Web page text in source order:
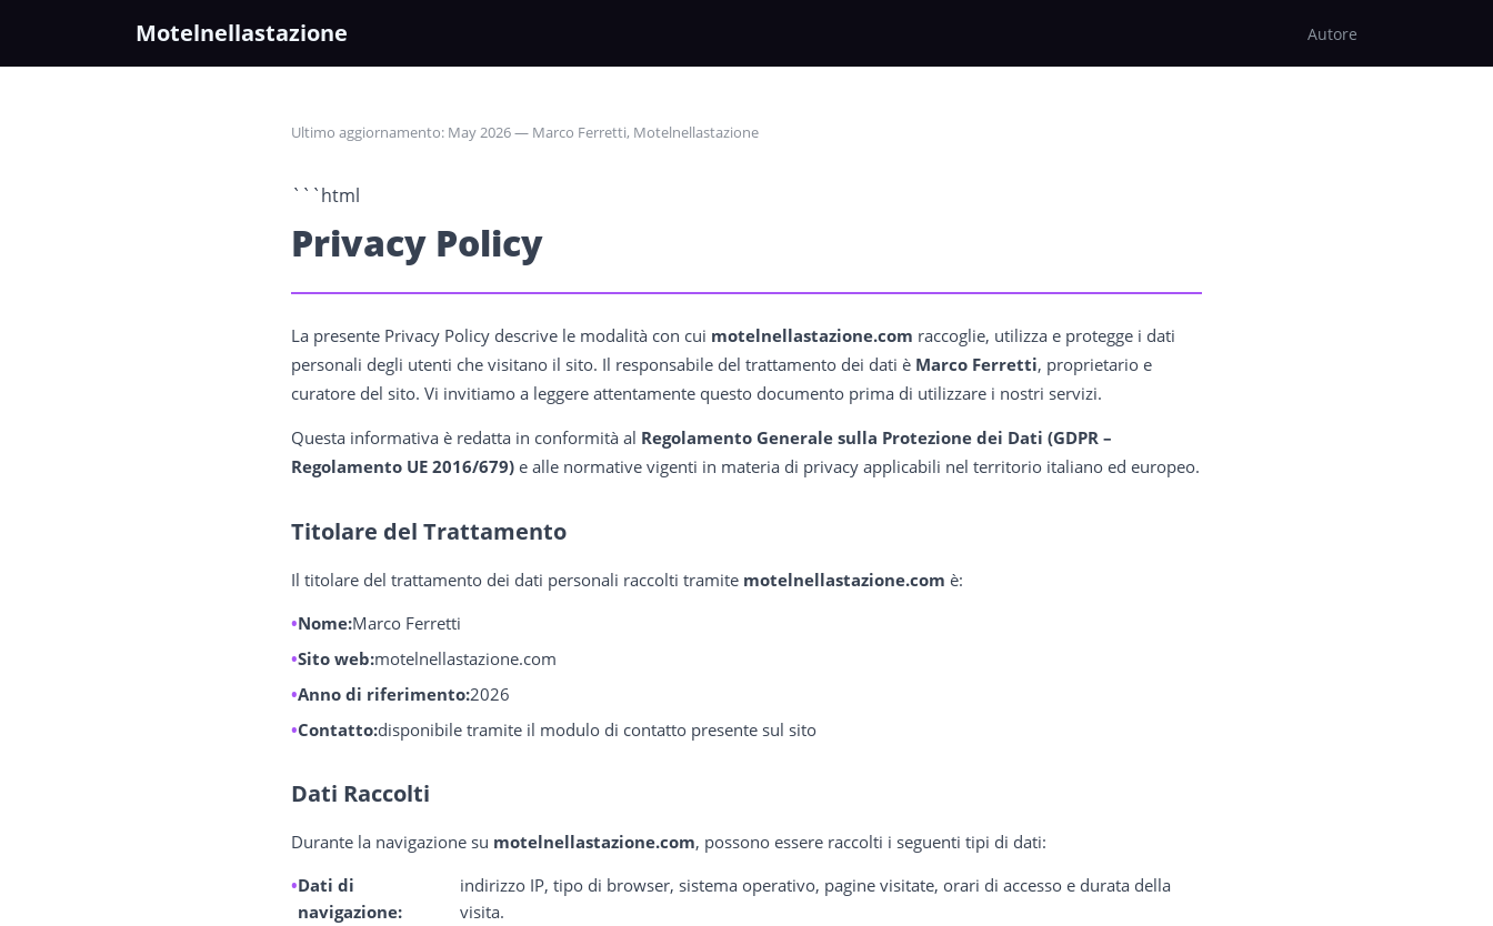
Motelnellastazione Autore
Ultimo aggiornamento: May 2026 — Marco Ferretti, Motelnellastazione
```html
Privacy Policy
La presente Privacy Policy descrive le modalità con cui motelnellastazione.com raccoglie, utilizza e protegge i dati
personali degli utenti che visitano il sito. Il responsabile del trattamento dei dati è Marco Ferretti, proprietario e
curatore del sito. Vi invitiamo a leggere attentamente questo documento prima di utilizzare i nostri servizi.
Questa informativa è redatta in conformità al Regolamento Generale sulla Protezione dei Dati (GDPR –
Regolamento UE 2016/679) e alle normative vigenti in materia di privacy applicabili nel territorio italiano ed europeo.
Titolare del Trattamento
Il titolare del trattamento dei dati personali raccolti tramite motelnellastazione.com è:
Nome:Marco Ferretti
Sito web:motelnellastazione.com
Anno di riferimento:2026
Contatto:disponibile tramite il modulo di contatto presente sul sito
Dati Raccolti
Durante la navigazione su motelnellastazione.com, possono essere raccolti i seguenti tipi di dati:
Dati di
navigazione:
indirizzo IP, tipo di browser, sistema operativo, pagine visitate, orari di accesso e durata della
visita.